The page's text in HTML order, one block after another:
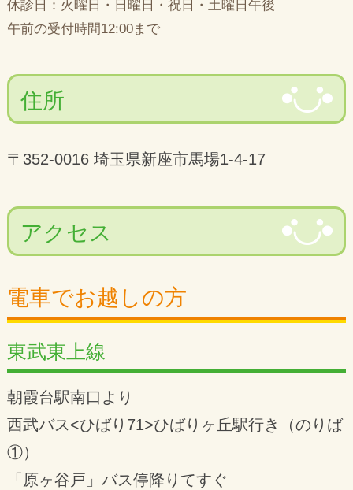
休診日：火曜日・日曜日・祝日・土曜日午後
午前の受付時間12:00まで
住所
〒352-0016 埼玉県新座市馬場1-4-17
アクセス
電車でお越しの方
東武東上線
朝霞台駅南口より
西武バス<ひばり71>ひばりヶ丘駅行き（のりば
①）
「原ヶ谷戸」バス停降りてすぐ